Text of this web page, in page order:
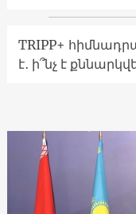
TRIPP+
է․ ի՞նչ է